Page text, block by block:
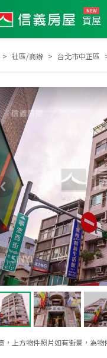
買屋
社區/商辦 台北市中正區
，上方物件照片如有街景，為物
件TOP1 2023年6月區成件